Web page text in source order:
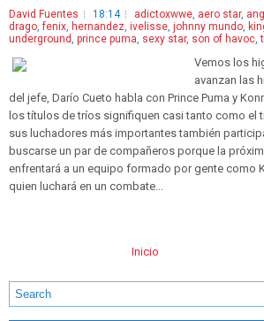
David Fuentes 18:14 adictoxwwe aero star,
drago ,fenix hernandez ivelisse johnny mundo
underground prince puma sexy star, son of havoc ,
Vemos los
avanzan las
del jefe, Darío Cueto habla con Prince Puma y
los títulos de tríos signifiquen casi tanto como el
sus luchadores más importantes también
buscarse un par de compañeros porque la
enfrentará a un equipo formado por gente como
quien luchará en un combate...
Inicio